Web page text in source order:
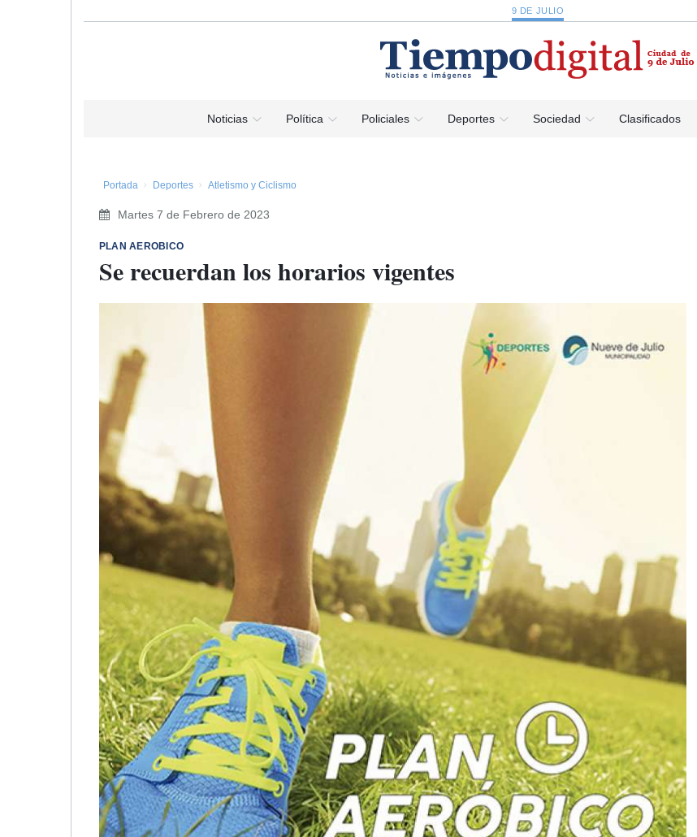
9 DE JULIO
Noticias Política Policiales Deportes Sociedad Clasificados
Portada Deportes Atletismo y Ciclismo
Martes 7 de Febrero de 2023
PLAN AEROBICO
Se recuerdan los horarios vigentes